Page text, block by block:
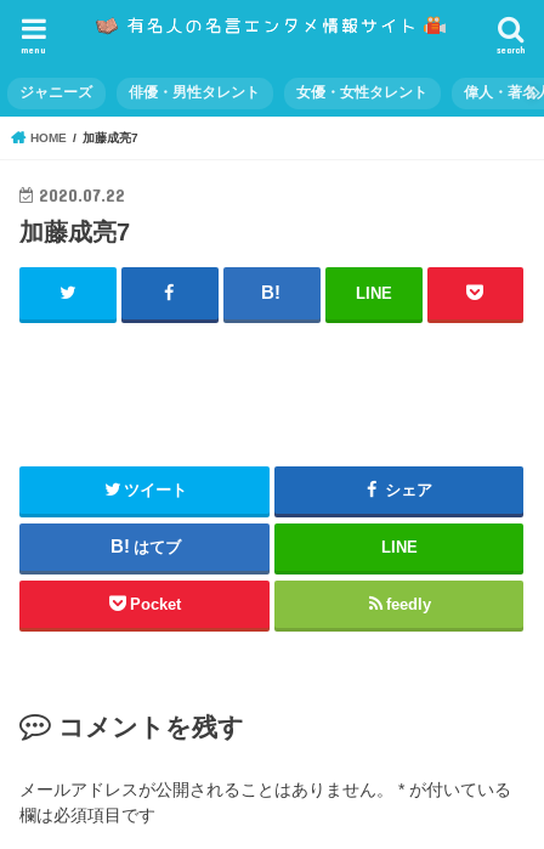
search
menu
ジャニーズ 俳優・男性タレント 女優・女性タレント 偉人・著名
HOME 加藤成亮7
2020.07.22
加藤成亮7
LINE
ツイート シェア
はてブ LINE
Pocket feedly
コメントを残す
メールアドレスが公開されることはありません。 * が付いている
欄は必須項目です